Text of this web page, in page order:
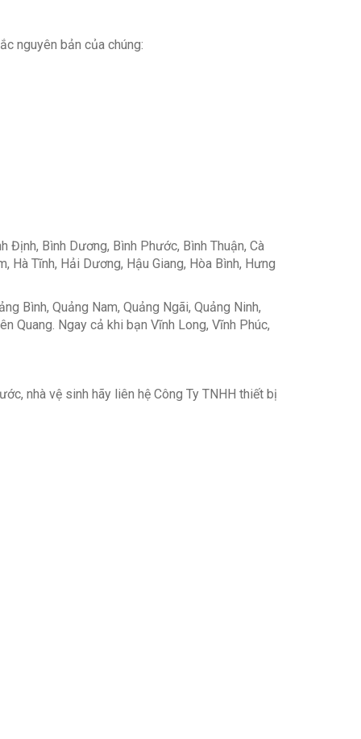
nguyên bản của chúng:
Định, Bình Dương, Bình Phước, Bình Thuận, Cà
Hà Tĩnh, Hải Dương, Hậu Giang, Hòa Bình, Hưng
Bình, Quảng Nam, Quảng Ngãi, Quảng Ninh,
Quang. Ngay cả khi bạn Vĩnh Long, Vĩnh Phúc,
nhà vệ sinh hãy liên hệ Công Ty TNHH thiết bị